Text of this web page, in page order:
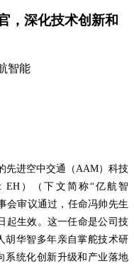
，深化技术创新和
航智能
先进空中交通（AAM）科技
EH）（下文简称“亿航智
会审议通过，任命冯帅先生
起生效。这一任命是公司技
胡华智多年亲自掌舵技术研
系统化创新升级和产业落地